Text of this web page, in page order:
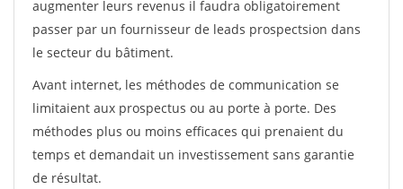
augmenter leurs revenus il faudra obligatoirement
passer par un fournisseur de leads prospectsion dans
le secteur du bâtiment.
Avant internet, les méthodes de communication se
limitaient aux prospectus ou au porte à porte. Des
méthodes plus ou moins efficaces qui prenaient du
temps et demandait un investissement sans garantie
de résultat.